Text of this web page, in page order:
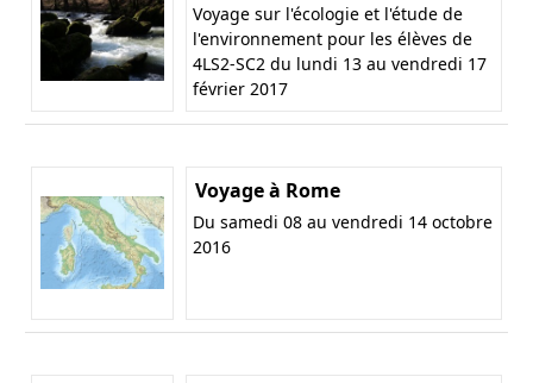
Voyage sur l'écologie et l'étude de
l'environnement pour les élèves de
4LS2-SC2 du lundi 13 au vendredi 17
février 2017
Voyage à Rome
Du samedi 08 au vendredi 14 octobre
2016